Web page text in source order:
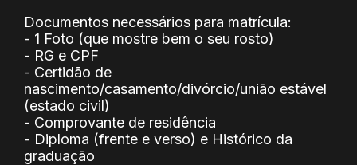
Documentos necessários para matrícula:
- 1 Foto (que mostre bem o seu rosto)
- RG e CPF
- Certidão de
nascimento/casamento/divórcio/união estável
(estado civil)
- Comprovante de residência
- Diploma (frente e verso) e Histórico da
graduação